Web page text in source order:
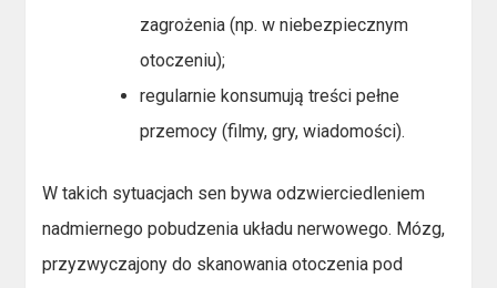
zagrożenia (np. w niebezpiecznym
otoczeniu);
regularnie konsumują treści pełne
przemocy (filmy, gry, wiadomości).
W takich sytuacjach sen bywa odzwierciedleniem
nadmiernego pobudzenia układu nerwowego. Mózg,
przyzwyczajony do skanowania otoczenia pod